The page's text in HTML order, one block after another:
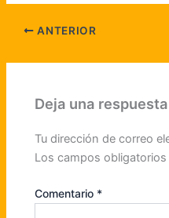
ANTERIOR
Deja una respuesta
Tu dirección de correo
Los campos
Comentario *